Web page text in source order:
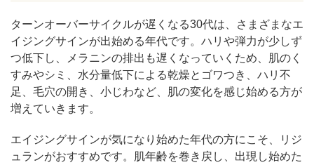
ターンオーバーサイクルが遅くなる30代は、さまざまなエ
イジングサインが出始める年代です。ハリや弾力が少しず
つ低下し、メラニンの排出も遅くなっていくため、肌のく
すみやシミ、水分量低下による乾燥とゴワつき、ハリ不
足、毛穴の開き、小じわなど、肌の変化を感じ始める方が
増えていきます。
エイジングサインが気になり始めた年代の方にこそ、リジ
ュランがおすすめです。肌年齢を巻き戻し、出現し始めた